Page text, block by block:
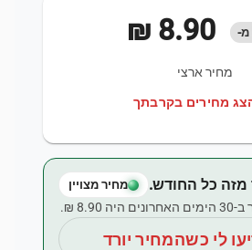
מ-
מחיר ארצי
מחירים בקרבתך
מזה כל החודש. מחיר מצויין
‏8.90 ‏₪.
לי כשהמחיר יורד